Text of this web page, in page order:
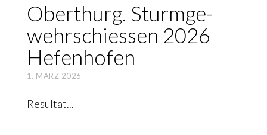
Ober­thurg. Sturm­ge­
wehr­schies­sen 2026
Hefen­ho­fen
1. MÄRZ 2026
Resultat